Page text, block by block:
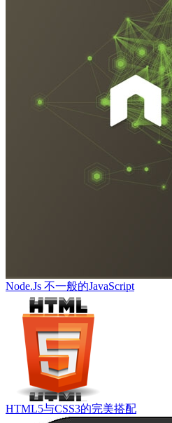
Node.Js 不一般的JavaScript
HTML5与CSS3的完美搭配